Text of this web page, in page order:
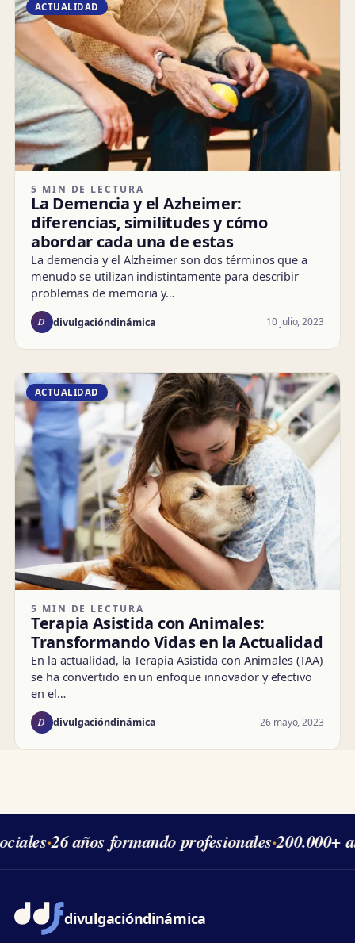
ACTUALIDAD
5 MIN DE LECTURA
La Demencia y el Azheimer:
diferencias, similitudes y cómo
abordar cada una de estas
La demencia y el Alzheimer son dos términos que a
menudo se utilizan indistintamente para describir
problemas de memoria y…
D divulgacióndinámica 10 julio, 2023
ACTUALIDAD
5 MIN DE LECTURA
Terapia Asistida con Animales:
Transformando Vidas en la Actualidad
En la actualidad, la Terapia Asistida con Animales (TAA)
se ha convertido en un enfoque innovador y efectivo
en el…
D divulgacióndinámica 26 mayo, 2023
·26 años formando profesionales·200.000+
divulgacióndinámica